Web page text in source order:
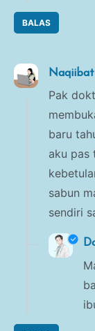
BALAS
Pak
baru
aku pas
sabun
sendiri